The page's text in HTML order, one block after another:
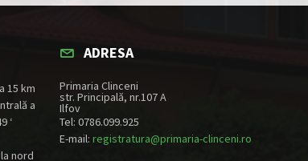
15 km
a
‘
nord
ADRESA
Primaria Clinceni
str. Principală, nr.107 A
Ilfov
Tel: 0786.099.925
E-mail: registratura@primaria-clinceni.ro